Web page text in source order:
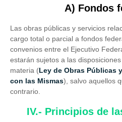
A) Fondos
Las obras públicas y servicios
cargo total o parcial a fondos
convenios entre el Ejecutivo
estarán sujetos a las
materia (Ley de Obras Públicas
con las Mismas), salvo aquellos
contrario.
IV.- Principios de